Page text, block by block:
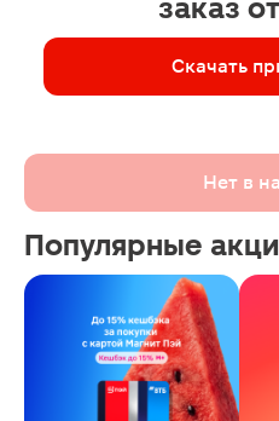
заказ
Скачать
Нет в
Популярные